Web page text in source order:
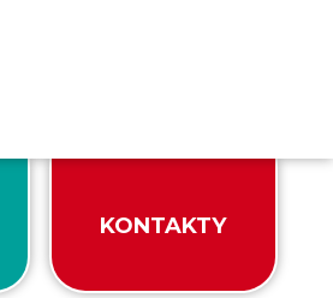
KONTAKTY